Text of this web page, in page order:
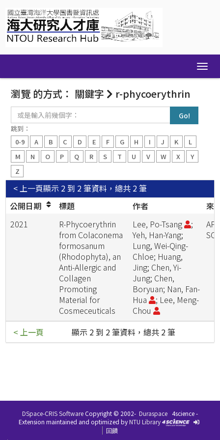
navigation
瀏覽 的方式： 關鍵字 r-phycoerythrin
入
前
幾
個
跳到：
0-9
A B C D E F G H I J K
L
M
N O P Q R S T U V W X
Y
Z
顯示 2 到 2 筆資料，總共 2 筆
< 上一頁
公開日期
標題 作者
來
2021
R-Phycoerythrin
from Colaconema
formosanum
(Rhodophyta), an
Anti-Allergic and
Collagen
Promoting
Material for
Cosmeceuticals
Lee, Po-Tsang
;
Yeh, Han-Yang;
Lung, Wei-Qing-
Chloe; Huang,
Jing; Chen, Yi-
Jung; Chen,
Boryuan; Nan, Fan-
Hua
; Lee, Meng-
Chou
顯示 2 到 2 筆資料，總共 2 筆
< 上一頁
DSpace-CRIS SoftwareCopyright © 2002- Duraspace 4science -
Extension maintained and optimized byNTU Library
回饋